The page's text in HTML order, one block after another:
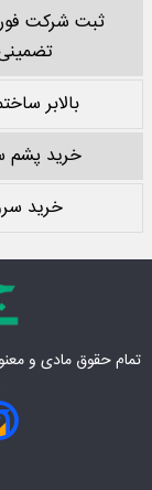
ثبت شرکت
بالابر
خرید
خرید
تمام حقوق مادی‌ و